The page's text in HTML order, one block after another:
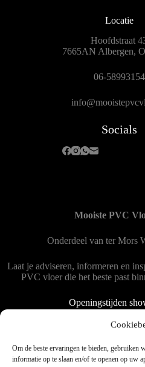
Om de beste ervaringen te bieden, gebruiken
informatie op te slaan en/of te openen op uw
Locatie
Hoofdstraat
7665AN Albergen,
06-58993154
Socials
Mooiste PVC
Onderdeel van ter Mors
Laat je adviseren, informeren en
PVC vloer die het beste past
Openingstijden
Dinsdag tot en met
Zaterdag 9:00 tot